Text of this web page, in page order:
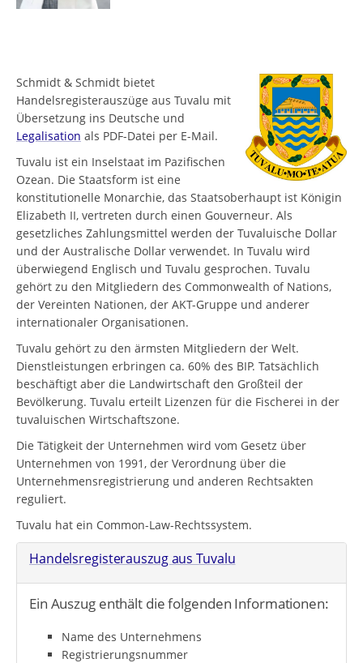
Schmidt & Schmidt bietet
Handelsregisterauszüge aus Tuvalu mit
Übersetzung ins Deutsche und
Legalisation als PDF-Datei per E-Mail.
Tuvalu ist ein Inselstaat im Pazifischen
Ozean. Die Staatsform ist eine
konstitutionelle Monarchie, das Staatsoberhaupt ist Königin
Elizabeth II, vertreten durch einen Gouverneur. Als
gesetzliches Zahlungsmittel werden der Tuvaluische Dollar
und der Australische Dollar verwendet. In Tuvalu wird
überwiegend Englisch und Tuvalu gesprochen. Tuvalu
gehört zu den Mitgliedern des Commonwealth of Nations,
der Vereinten Nationen, der AKT-Gruppe und anderer
internationaler Organisationen.
Tuvalu gehört zu den ärmsten Mitgliedern der Welt.
Dienstleistungen erbringen ca. 60% des BIP. Tatsächlich
beschäftigt aber die Landwirtschaft den Großteil der
Bevölkerung. Tuvalu erteilt Lizenzen für die Fischerei in der
tuvaluischen Wirtschaftszone.
Die Tätigkeit der Unternehmen wird vom Gesetz über
Unternehmen von 1991, der Verordnung über die
Unternehmensregistrierung und anderen Rechtsakten
reguliert.
Tuvalu hat ein Common-Law-Rechtssystem.
Handelsregisterauszug aus Tuvalu
Ein Auszug enthält die folgenden Informationen:
Name des Unternehmens
Registrierungsnummer